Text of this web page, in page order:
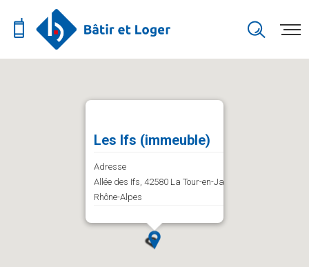
Les Ifs (immeuble)
Adresse
Allée des Ifs, 42580 La Tour-en-Jarez, Auvergne-
Rhône-Alpes